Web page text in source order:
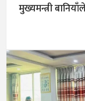
मुख्यमन्त्री